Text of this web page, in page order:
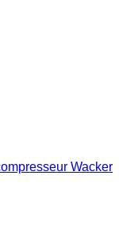
Wacker